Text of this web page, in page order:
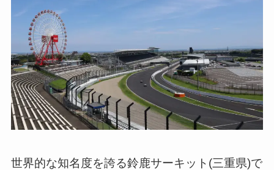
世界的な知名度を誇る鈴鹿サーキット(三重県)で